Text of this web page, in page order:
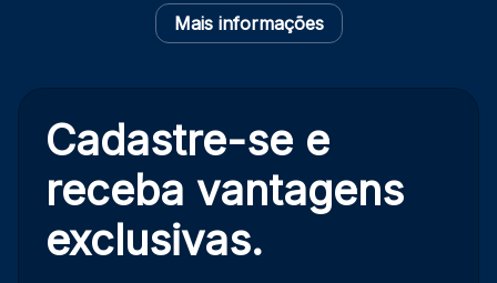
Mais informações
Cadastre-se e
receba vantagens
exclusivas.